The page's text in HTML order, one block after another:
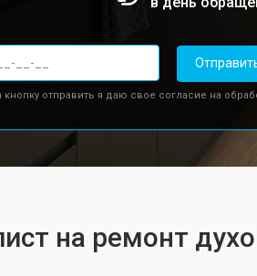
отправить я даю свое согласие на
на ремонт